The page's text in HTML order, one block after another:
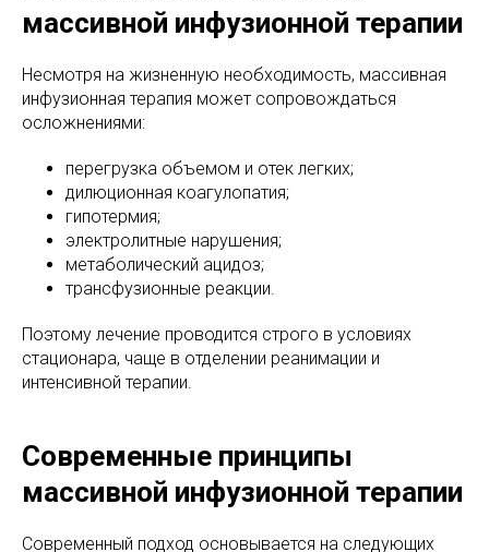
массивной инфузионной терапии
Несмотря на жизненную необходимость, массивная
инфузионная терапия может сопровождаться
осложнениями:
перегрузка объемом и отек легких;
дилюционная коагулопатия;
гипотермия;
электролитные нарушения;
метаболический ацидоз;
трансфузионные реакции.
Поэтому лечение проводится строго в условиях
стационара, чаще в отделении реанимации и
интенсивной терапии.
Современные принципы
массивной инфузионной терапии
Современный подход основывается на следующих